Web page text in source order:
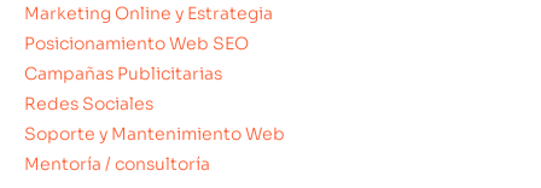
Marketing Online y Estrategia
Posicionamiento Web SEO
Campañas Publicitarias
Redes Sociales
Soporte y Mantenimiento Web
Mentoría / consultoría